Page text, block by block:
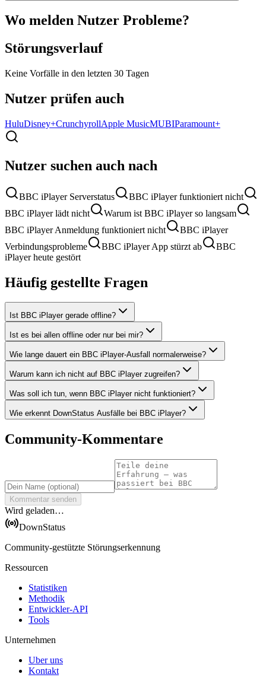
Wo melden Nutzer Probleme?
Störungsverlauf
Keine Vorfälle in den letzten 30 Tagen
Nutzer prüfen auch
HuluDisney+CrunchyrollApple MusicMUBIParamount+
Nutzer suchen auch nach
BBC iPlayer Serverstatus
BBC iPlayer funktioniert nicht
BBC iPlayer lädt nicht
Warum ist BBC iPlayer so langsam
BBC iPlayer Anmeldung funktioniert nicht
BBC iPlayer
Verbindungsprobleme
BBC iPlayer App stürzt ab
BBC
iPlayer heute gestört
Häufig gestellte Fragen
Ist BBC iPlayer gerade offline?
Ist es bei allen offline oder nur bei mir?
Wie lange dauert ein BBC iPlayer-Ausfall normalerweise?
Warum kann ich nicht auf BBC iPlayer zugreifen?
Was soll ich tun, wenn BBC iPlayer nicht funktioniert?
Wie erkennt DownStatus Ausfälle bei BBC iPlayer?
Community-Kommentare
Kommentar senden
Wird geladen…
DownStatus
Community-gestützte Störungserkennung
Ressourcen
Statistiken
Methodik
Entwickler-API
Tools
Unternehmen
Uber uns
Kontakt